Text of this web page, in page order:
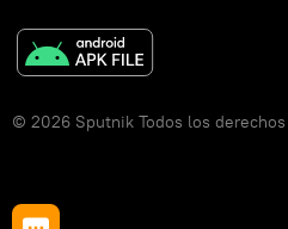
© 2026 Sputnik Todos los derechos